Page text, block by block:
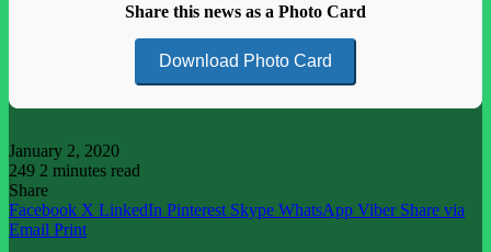
Share this news as a Photo Card
Download Photo Card
January 2, 2020
249 2 minutes read
Share
Facebook X LinkedIn Pinterest Skype WhatsApp Viber Share via
Email Print